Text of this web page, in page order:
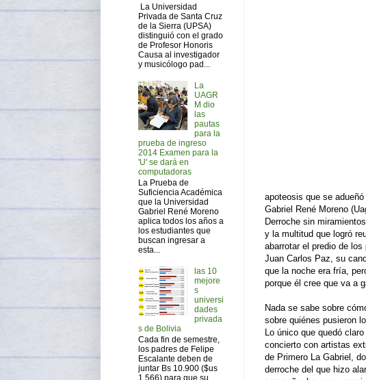
apoteosis que se
Gabriel René Moreno
Derroche sin
y la multitud que logró
abarrotar el predio de
Juan Carlos Paz, su
que la noche era fría,
porque él cree que va a
Nada se sabe sobre
sobre quiénes pusieron
Lo único que quedó
concierto con artistas
de Primero La Gabriel,
derroche del que hizo
La Universidad
Privada de Santa Cruz
de la Sierra (UPSA)
distinguió con el grado
de Profesor Honoris
Causa al investigador
y musicólogo pad...
La
UAGR
M dio
las
pautas
para la
prueba de ingreso
2014 Examen para la
'U' se dará en
computadoras
La Prueba de
Suficiencia Académica
que la Universidad
Gabriel René Moreno
aplica todos los años a
los estudiantes que
buscan ingresar a
esta...
las 10
mejore
s
universi
dades
privada
s de Bolivia
Cada fin de semestre,
los padres de Felipe
Escalante deben de
juntar Bs 10.900 ($us